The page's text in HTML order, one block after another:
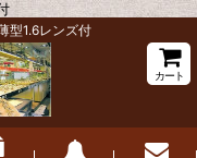
1.6レンズ付
カート